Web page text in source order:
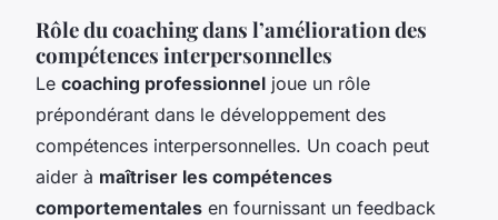
Rôle du coaching dans l’amélioration des
compétences interpersonnelles
Le coaching professionnel joue un rôle
prépondérant dans le développement des
compétences interpersonnelles. Un coach peut
aider à maîtriser les compétences
comportementales en fournissant un feedback